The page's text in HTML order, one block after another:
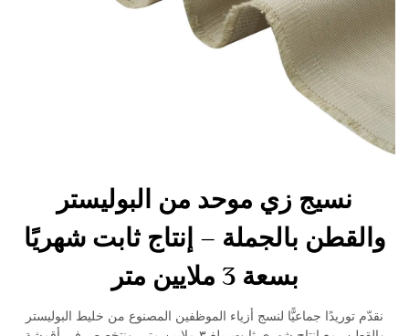
نسيج زي موحد من البوليستر
والقطن بالجملة – إنتاج ثابت شهريًا
بسعة 3 ملايين متر
نقدّم توريدًا جماعيًّا لنسج أزياء الموظفين المصنوع من خليط البوليستر